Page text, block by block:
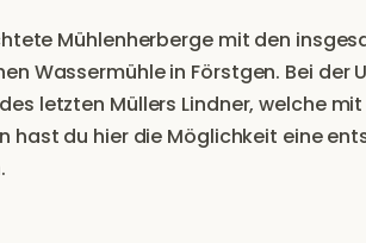
Mühlenherberge mit den
Wassermühle in Förstgen. Bei der
letzten Müllers Lindner, welche
hast du hier die Möglichkeit eine